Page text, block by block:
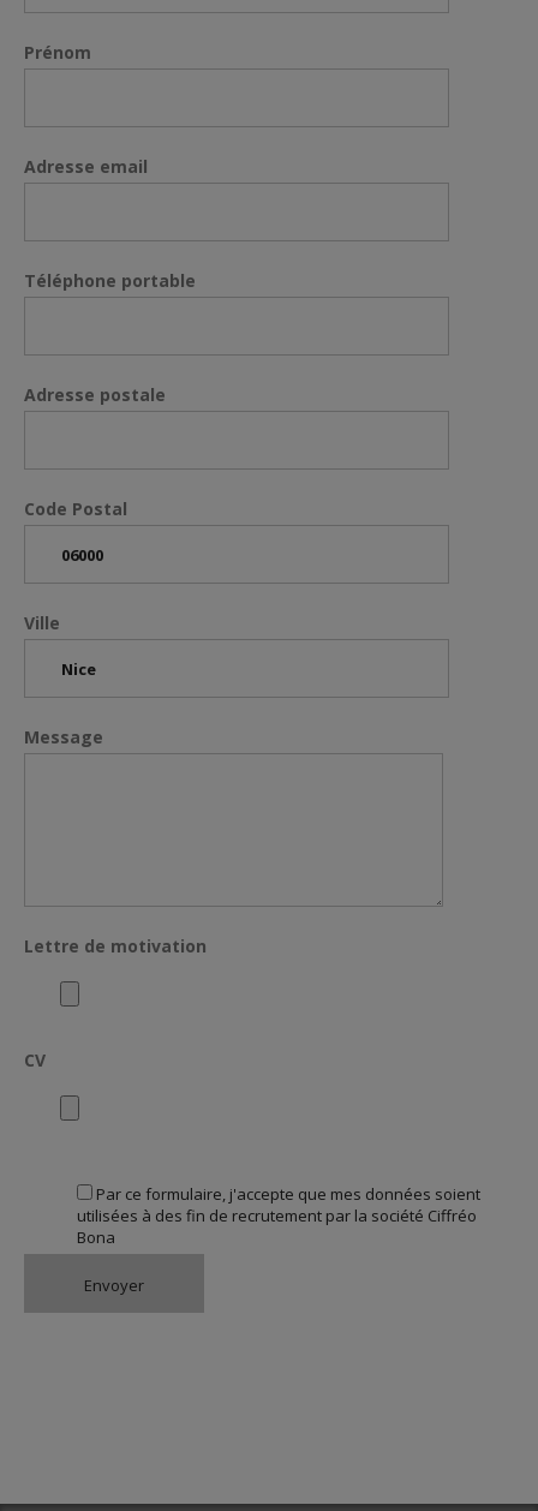
Prénom
Adresse email
Téléphone portable
Adresse postale
Code Postal
Ville
Message
Lettre de motivation
CV
Par ce formulaire, j'accepte que mes données soient
utilisées à des fin de recrutement par la société Ciffréo
Bona